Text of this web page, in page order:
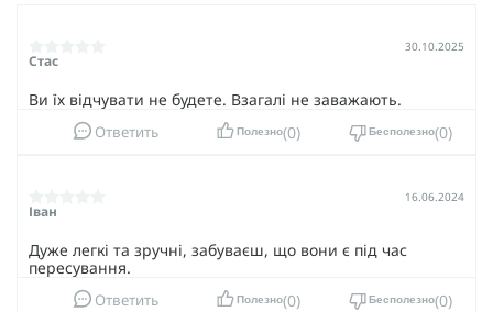
Стас
30.10.2025
Ви їх відчувати не будете. Взагалі не заважають.
Ответить Полезно 0 Бесполезно 0
Іван
16.06.2024
Дуже легкі та зручні, забуваєш, що вони є під час
пересування.
Ответить Полезно 0 Бесполезно 0